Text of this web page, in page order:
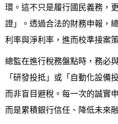
環。這不只是履行國民義務，
證」。透過合法的財務申報，
利率與淨利率，進而校準接案
總監在進行稅務盤點時，務必
「研發投抵」或「自動化設備
而非盲目避稅。每一次的誠實
而是累積銀行信任、降低未來